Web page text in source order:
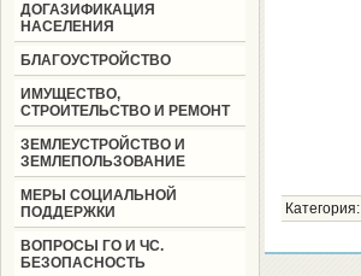
ДОГАЗИФИКАЦИЯ
НАСЕЛЕНИЯ
БЛАГОУСТРОЙСТВО
ИМУЩЕСТВО,
СТРОИТЕЛЬСТВО И РЕМОНТ
ЗЕМЛЕУСТРОЙСТВО И
ЗЕМЛЕПОЛЬЗОВАНИЕ
МЕРЫ СОЦИАЛЬНОЙ
ПОДДЕРЖКИ
ВОПРОСЫ ГО И ЧС.
БЕЗОПАСНОСТЬ
Категория: